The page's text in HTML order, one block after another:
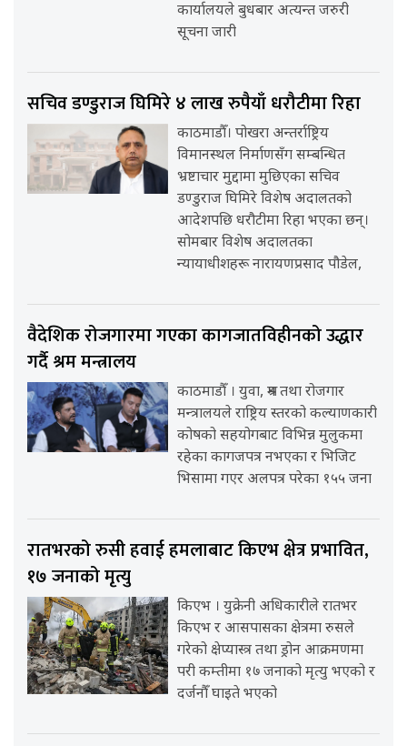
कार्यालयले बुधबार अत्यन्त जरुरी
सूचना जारी
सचिव डण्डुराज घिमिरे ४ लाख रुपैयाँ धरौटीमा रिहा
काठमाडौँ। पोखरा अन्तर्राष्ट्रिय
विमानस्थल निर्माणसँग सम्बन्धित
भ्रष्टाचार मुद्दामा मुछिएका सचिव
डण्डुराज घिमिरे विशेष अदालतको
आदेशपछि धरौटीमा रिहा भएका छन्।
सोमबार विशेष अदालतका
न्यायाधीशहरू नारायणप्रसाद पौडेल,
वैदेशिक रोजगारमा गएका कागजातविहीनको उद्धार
गर्दै श्रम मन्त्रालय
काठमाडौँ । युवा, श्रम तथा रोजगार
मन्त्रालयले राष्ट्रिय स्तरको कल्याणकारी
कोषको सहयोगबाट विभिन्न मुलुकमा
रहेका कागजपत्र नभएका र भिजिट
भिसामा गएर अलपत्र परेका १५५ जना
रातभरको रुसी हवाई हमलाबाट किएभ क्षेत्र प्रभावित,
१७ जनाको मृत्यु
किएभ । युक्रेनी अधिकारीले रातभर
किएभ र आसपासका क्षेत्रमा रुसले
गरेको क्षेप्यास्त्र तथा ड्रोन आक्रमणमा
परी कम्तीमा १७ जनाको मृत्यु भएको र
दर्जनौँ घाइते भएको